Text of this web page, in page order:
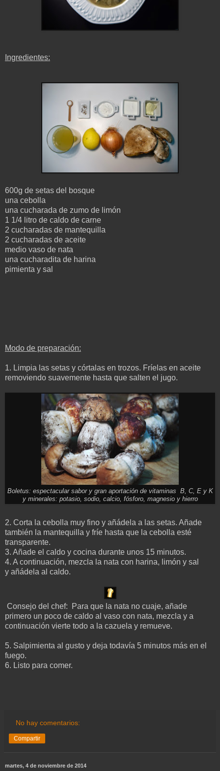
Ingredientes:
600g de setas del bosque
una cebolla
una cucharada de zumo de limón
1 1/4 litro de caldo de carne
2 cucharadas de mantequilla
2 cucharadas de aceite
medio vaso de nata
una cucharadita de harina
pimienta y sal
Modo de preparación:
1. Limpia las setas y córtalas en trozos. Fríelas en aceite
removiendo suavemente hasta que salten el jugo.
Boletus: espectacular sabor y gran aportación de vitaminas B, C, E y K
y minerales: potasio, sodio, calcio, fósforo, magnesio y hierro
2. Corta la cebolla muy fino y añádela a las setas. Añade
también la mantequilla y fríe hasta que la cebolla esté
transparente.
3. Añade el caldo y cocina durante unos 15 minutos.
4. A continuación, mezcla la nata con harina, limón y sal
y añádela al caldo.
Consejo del chef: Para que la nata no cuaje, añade
primero un poco de caldo al vaso con nata, mezcla y a
continuación vierte todo a la cazuela y remueve.
5. Salpimienta al gusto y deja todavía 5 minutos más en el
fuego.
6. Listo para comer.
No hay comentarios:
Compartir
martes, 4 de noviembre de 2014